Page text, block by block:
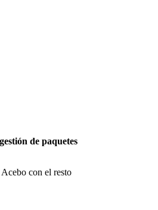
gestión de paquetes
con el resto